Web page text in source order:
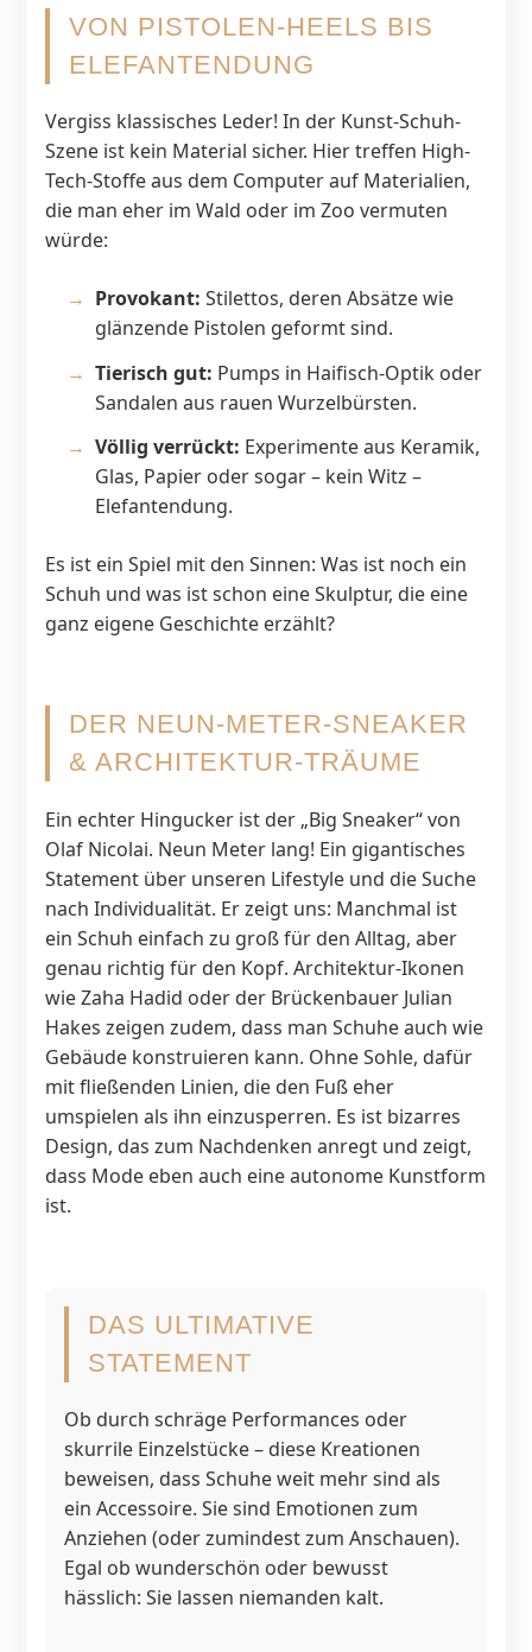
VON PISTOLEN-HEELS BIS
ELEFANTENDUNG
Vergiss klassisches Leder! In der Kunst-Schuh-
Szene ist kein Material sicher. Hier treffen High-
Tech-Stoffe aus dem Computer auf Materialien,
die man eher im Wald oder im Zoo vermuten
würde:
Provokant: Stilettos, deren Absätze wie
glänzende Pistolen geformt sind.
Tierisch gut: Pumps in Haifisch-Optik oder
Sandalen aus rauen Wurzelbürsten.
Völlig verrückt: Experimente aus Keramik,
Glas, Papier oder sogar – kein Witz –
Elefantendung.
Es ist ein Spiel mit den Sinnen: Was ist noch ein
Schuh und was ist schon eine Skulptur, die eine
ganz eigene Geschichte erzählt?
DER NEUN-METER-SNEAKER
& ARCHITEKTUR-TRÄUME
Ein echter Hingucker ist der „Big Sneaker“ von
Olaf Nicolai. Neun Meter lang! Ein gigantisches
Statement über unseren Lifestyle und die Suche
nach Individualität. Er zeigt uns: Manchmal ist
ein Schuh einfach zu groß für den Alltag, aber
genau richtig für den Kopf. Architektur-Ikonen
wie Zaha Hadid oder der Brückenbauer Julian
Hakes zeigen zudem, dass man Schuhe auch wie
Gebäude konstruieren kann. Ohne Sohle, dafür
mit fließenden Linien, die den Fuß eher
umspielen als ihn einzusperren. Es ist bizarres
Design, das zum Nachdenken anregt und zeigt,
dass Mode eben auch eine autonome Kunstform
ist.
DAS ULTIMATIVE
STATEMENT
Ob durch schräge Performances oder
skurrile Einzelstücke – diese Kreationen
beweisen, dass Schuhe weit mehr sind als
ein Accessoire. Sie sind Emotionen zum
Anziehen (oder zumindest zum Anschauen).
Egal ob wunderschön oder bewusst
hässlich: Sie lassen niemanden kalt.